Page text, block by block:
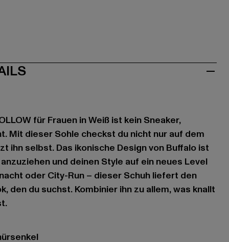
für Frauen in Weiß ist kein Sneaker,
Mit dieser Sohle checkst du nicht nur auf dem
ihn selbst. Das ikonische Design von Buffalo ist
und deinen Style auf ein neues Level
oder City-Run – dieser Schuh liefert den
den du suchst. Kombinier ihn zu allem, was knallt